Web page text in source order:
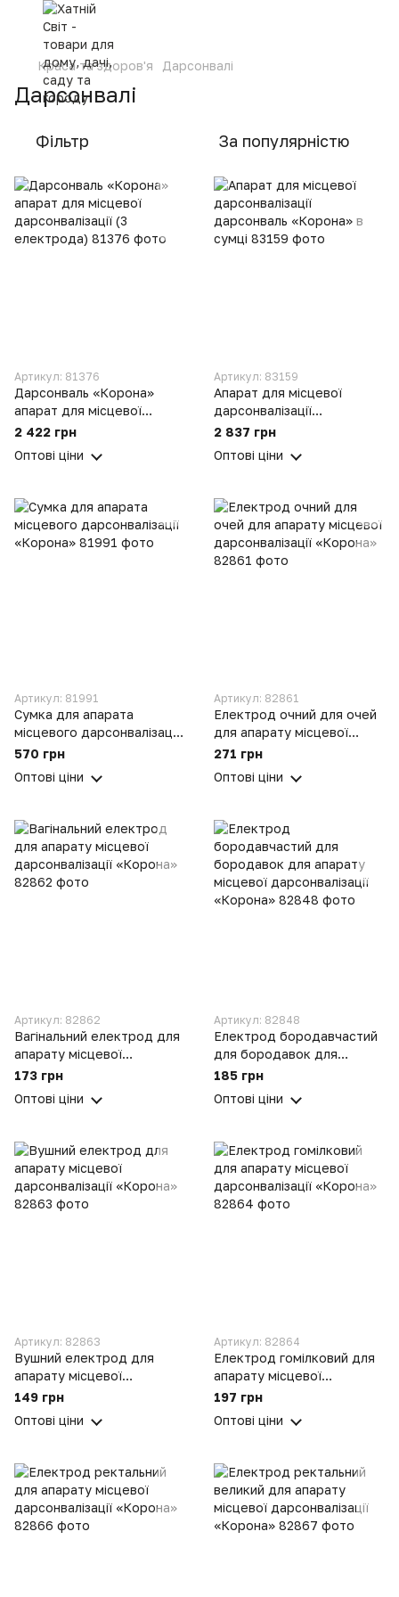
Краса та здоров'я Дарсонвалі
Дарсонвалі
Фільтр За популярністю
Артикул: 81376
Дарсонваль «Корона»
апарат для місцевої
дарсонвалізації (3
2 422 грн
Оптові ціни
Артикул: 83159
Апарат для місцевої
дарсонвалізації
дарсонваль «Корона» в
2 837 грн
Оптові ціни
Артикул: 81991
Cумка для апарата
місцевого дарсонвалізації
«Корона»
570 грн
Оптові ціни
Артикул: 82861
Електрод очний для очей
для апарату місцевої
дарсонвалізації «Корона»
271 грн
Оптові ціни
Артикул: 82862
Вагінальний електрод для
апарату місцевої
дарсонвалізації «Корона»
173 грн
Оптові ціни
Артикул: 82848
Електрод бородавчастий
для бородавок для
апарату місцевої
185 грн
Оптові ціни
Артикул: 82863
Вушний електрод для
апарату місцевої
дарсонвалізації «Корона»
149 грн
Оптові ціни
Артикул: 82864
Електрод гомілковий для
апарату місцевої
дарсонвалізації «Корона»
197 грн
Оптові ціни